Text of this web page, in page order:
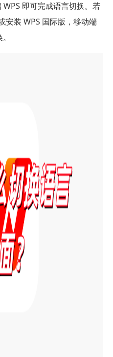
即可完成语言切换。若
安装 WPS 国际版，移动端